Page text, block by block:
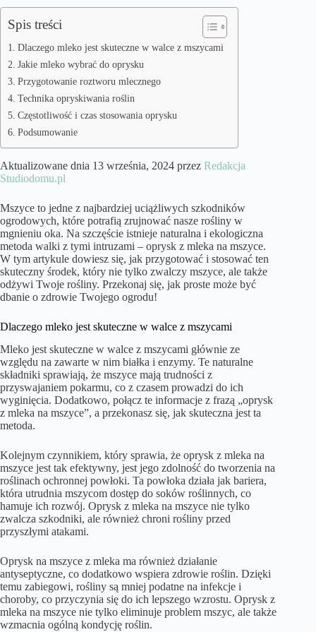
Spis treści
Dlaczego mleko jest skuteczne w walce z mszycami
Jakie mleko wybrać do oprysku
Przygotowanie roztworu mlecznego
Technika opryskiwania roślin
Częstotliwość i czas stosowania oprysku
Podsumowanie
Aktualizowane dnia 13 września, 2024 przez Redakcja
Studiodomu.pl
Mszyce to jedne z najbardziej uciążliwych szkodników
ogrodowych, które potrafią zrujnować nasze rośliny w
mgnieniu oka. Na szczęście istnieje naturalna i ekologiczna
metoda walki z tymi intruzami – oprysk z mleka na mszyce.
W tym artykule dowiesz się, jak przygotować i stosować ten
skuteczny środek, który nie tylko zwalczy mszyce, ale także
odżywi Twoje rośliny. Przekonaj się, jak proste może być
dbanie o zdrowie Twojego ogrodu!
Dlaczego mleko jest skuteczne w walce z mszycami
Mleko jest skuteczne w walce z mszycami głównie ze
względu na zawarte w nim białka i enzymy. Te naturalne
składniki sprawiają, że mszyce mają trudności z
przyswajaniem pokarmu, co z czasem prowadzi do ich
wyginięcia. Dodatkowo, połącz te informacje z frazą „oprysk
z mleka na mszyce”, a przekonasz się, jak skuteczna jest ta
metoda.
Kolejnym czynnikiem, który sprawia, że oprysk z mleka na
mszyce jest tak efektywny, jest jego zdolność do tworzenia na
roślinach ochronnej powłoki. Ta powłoka działa jak bariera,
która utrudnia mszycom dostęp do soków roślinnych, co
hamuje ich rozwój. Oprysk z mleka na mszyce nie tylko
zwalcza szkodniki, ale również chroni rośliny przed
przyszłymi atakami.
Oprysk na mszyce z mleka ma również działanie
antyseptyczne, co dodatkowo wspiera zdrowie roślin. Dzięki
temu zabiegowi, rośliny są mniej podatne na infekcje i
choroby, co przyczynia się do ich lepszego wzrostu. Oprysk z
mleka na mszyce nie tylko eliminuje problem mszyc, ale także
wzmacnia ogólną kondycję roślin.